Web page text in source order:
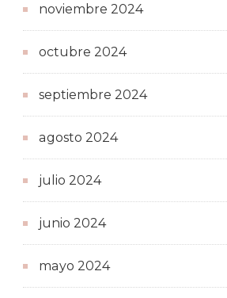
noviembre 2024
octubre 2024
septiembre 2024
agosto 2024
julio 2024
junio 2024
mayo 2024